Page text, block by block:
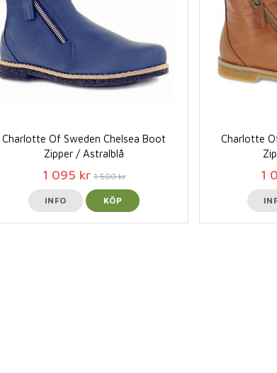
Charlotte Of Sweden Chelsea Boot
Zipper / Astralblå
1 095 kr 1 500 kr
INFO KÖP
Charlotte
1